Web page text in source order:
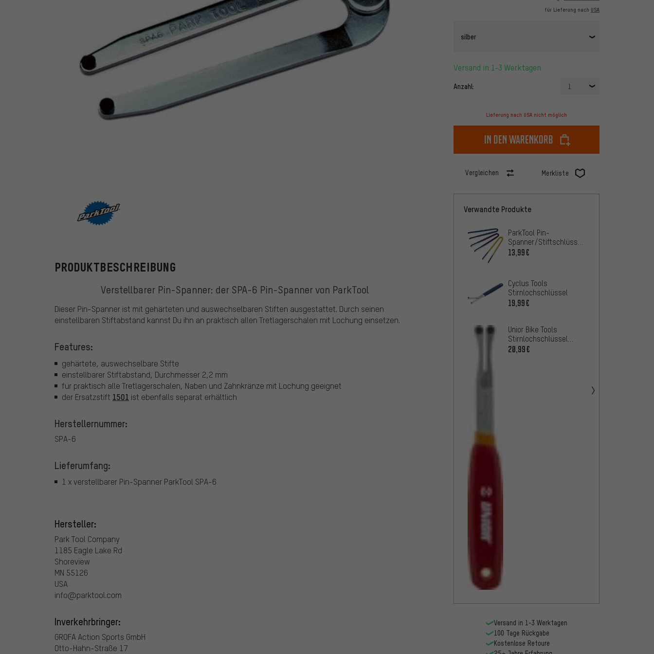
für Lieferung nach USA
silber
Versand in 1-3 Werktagen
Anzahl: 1
Lieferung nach USA nicht möglich
In den Warenkorb
Vergleichen Merkliste
PRODUKTBESCHREIBUNG
Verstellbarer Pin-Spanner: der SPA-6 Pin-Spanner von ParkTool
Dieser Pin-Spanner ist mit gehärteten und auswechselbaren Stiften ausgestattet. Durch seinen
einstellbaren Stiftabstand kannst Du ihn an praktisch allen Tretlagerschalen mit Lochung einsetzen.
Features:
gehärtete, auswechselbare Stifte
einstellbarer Stiftabstand, Durchmesser 2,2 mm
für praktisch alle Tretlagerschalen, Naben und Zahnkränze mit Lochung geeignet
der Ersatzstift 1501 ist ebenfalls separat erhältlich
Herstellernummer:
SPA-6
Lieferumfang:
1 x verstellbarer Pin-Spanner ParkTool SPA-6
Hersteller:
Park Tool Company
1185 Eagle Lake Rd
Shoreview
MN 55126
USA
info@parktool.com
Inverkehrbringer:
GROFA Action Sports GmbH
Otto-Hahn-Straße 17
Verwandte Produkte
ParkTool Pin-
Spanner/Stiftschlüssel
SPA-1 / -2
13,99€
Cyclus Tools
Stirnlochschlüssel
19,99€
Unior Bike Tools
Stirnlochschlüssel
253/2DP
20,99€
Versand in 1-3 Werktagen
100 Tage Rückgabe
Kostenlose Retoure